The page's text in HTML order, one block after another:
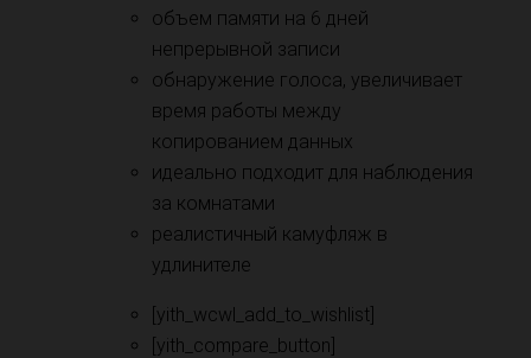
объем памяти на 6 дней
непрерывной записи
обнаружение голоса, увеличивает
время работы между
копированием данных
идеально подходит для наблюдения
за комнатами
реалистичный камуфляж в
удлинителе
[yith_wcwl_add_to_wishlist]
[yith_compare_button]